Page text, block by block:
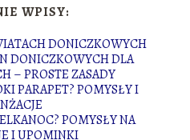
WPISY:
DONICZKOWYCH
DONICZKOWYCH DLA
– PROSTE ZASADY
PARAPET? POMYSŁY I
POMYSŁY NA
I UPOMINKI